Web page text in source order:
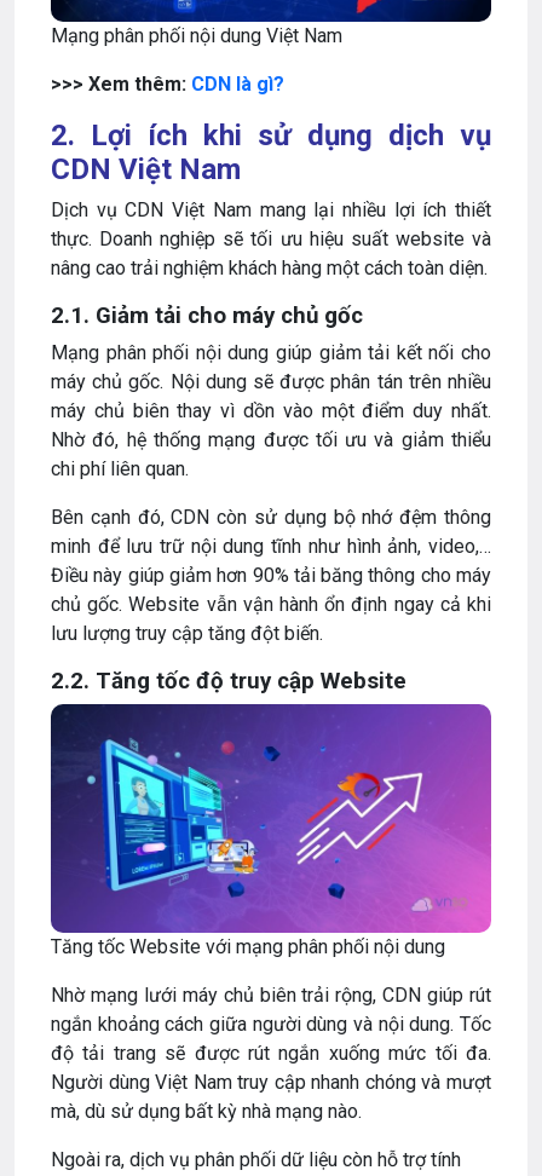
Mạng phân phối nội dung Việt Nam
>>> Xem thêm: CDN là gì?
2. Lợi ích khi sử dụng dịch vụ
CDN Việt Nam
Dịch vụ CDN Việt Nam mang lại nhiều lợi ích thiết
thực. Doanh nghiệp sẽ tối ưu hiệu suất website và
nâng cao trải nghiệm khách hàng một cách toàn diện.
2.1. Giảm tải cho máy chủ gốc
Mạng phân phối nội dung giúp giảm tải kết nối cho
máy chủ gốc. Nội dung sẽ được phân tán trên nhiều
máy chủ biên thay vì dồn vào một điểm duy nhất.
Nhờ đó, hệ thống mạng được tối ưu và giảm thiểu
chi phí liên quan.
Bên cạnh đó, CDN còn sử dụng bộ nhớ đệm thông
minh để lưu trữ nội dung tĩnh như hình ảnh, video,…
Điều này giúp giảm hơn 90% tải băng thông cho máy
chủ gốc. Website vẫn vận hành ổn định ngay cả khi
lưu lượng truy cập tăng đột biến.
2.2. Tăng tốc độ truy cập Website
Tăng tốc Website với mạng phân phối nội dung
Nhờ mạng lưới máy chủ biên trải rộng, CDN giúp rút
ngắn khoảng cách giữa người dùng và nội dung. Tốc
độ tải trang sẽ được rút ngắn xuống mức tối đa.
Người dùng Việt Nam truy cập nhanh chóng và mượt
mà, dù sử dụng bất kỳ nhà mạng nào.
Ngoài ra, dịch vụ phân phối dữ liệu còn hỗ trợ tính